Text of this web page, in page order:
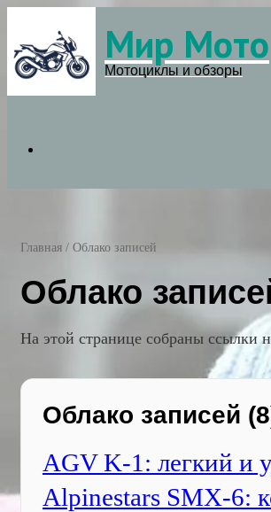
Menu Мир Мото
Мотоциклы и обзоры
Главная / Облако записей
Облако
На этой странице собраны ссылки
Облако записей
AGV K-1: легкий и
Alpinestars SMX-6: